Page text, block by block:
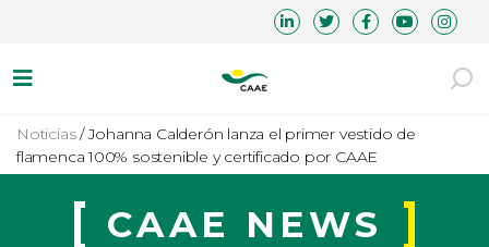
Noticias/Johanna Calderón lanza el primer vestido de
flamenca 100% sostenible y certificado por CAAE
CAAE NEWS